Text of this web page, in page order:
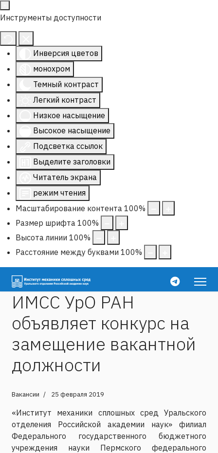
Инструменты доступности
Инверсия цветов
монохром
Темный контраст
Легкий контраст
Низкое насыщение
Высокое насыщение
Подсветка ссылок
Выделите заголовки
Читатель экрана
режим чтения
Масштабирование контента 100%
Размер шрифта 100%
Высота линии 100%
Расстояние между буквами 100%
ИМСС УрО РАН
объявляет конкурс на
замещение вакантной
должности
Вакансии 25 февраля 2019
«Институт механики сплошных сред Уральского
отделения Российской академии наук» филиал
Федерального государственного бюджетного
учреждения науки Пермского федерального